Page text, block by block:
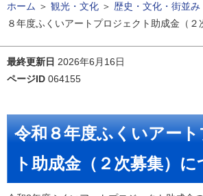
ホーム ＞ 観光・文化 ＞ 歴史・文化・街並み
８年度ふくいアートプロジェクト助成金（２
最終更新日 2026年6月16日
ページID 064155
令和８年度ふくいアー
ト助成金（２次募集）に